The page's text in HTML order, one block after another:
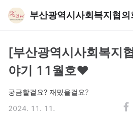
부산광역시사회복지협의
[부산광역시사회복지
야기 11월호♥️
궁금할걸요? 재밌을걸요?
2024. 11. 11.